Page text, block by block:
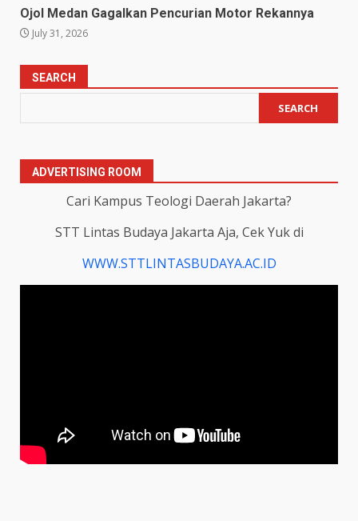
Ojol Medan Gagalkan Pencurian Motor Rekannya
July 31, 2026
SEARCH
SEARCH
ADVERTISING ROOM
Cari Kampus Teologi Daerah Jakarta?
STT Lintas Budaya Jakarta Aja, Cek Yuk di
WWW.STTLINTASBUDAYA.AC.ID